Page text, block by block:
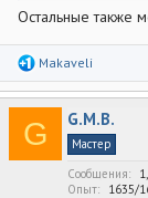
Остальные также
Р
а
к
ц
и
Makaveli
G G.M.B.
Мастер
Сообщения
Опыт
1635/